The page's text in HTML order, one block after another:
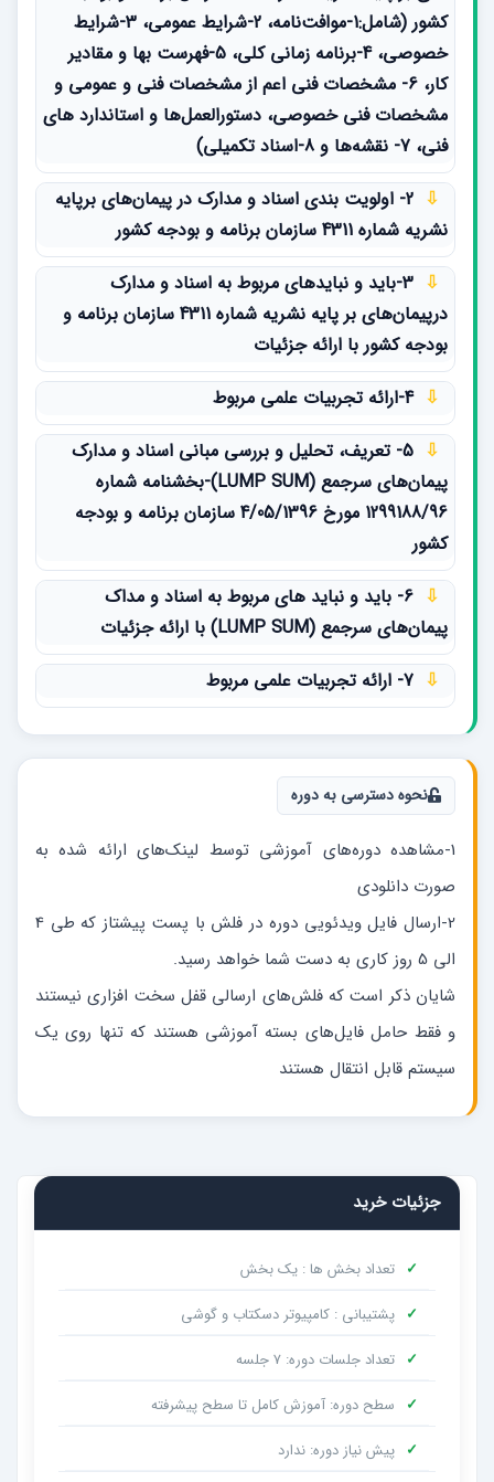
کشور (شامل:1-موافت‌نامه، 2-شرایط عمومی، 3-شرایط
خصوصی، 4-برنامه زمانی کلی، 5-فهرست بها و مقادیر
کار، 6- مشخصات فنی اعم از مشخصات فنی و عمومی و
مشخصات فنی خصوصی، دستورالعمل‌‌ها و استاندارد های
فنی، 7- نقشه‌ها و 8-اسناد تکمیلی)
2- اولویت بندی اسناد و مدارک در پیمان‌های برپایه
نشریه شماره 4311 سازمان برنامه و بودجه کشور
3-باید و نبایدهای مربوط به اسناد و مدارک
درپیمان‌های بر پایه نشریه شماره 4311 سازمان برنامه و
بودجه کشور با ارائه جزئیات
4-ارائه تجربیات علمی مربوط
5- تعریف، تحلیل و بررسی مبانی اسناد و مدارک
پیمان‌های سرجمع (LUMP SUM)-بخشنامه شماره
1299188/96 مورخ 4/05/1396 سازمان برنامه و بودجه
کشور
6- باید و نباید های مربوط به اسناد و مداک
پیمان‌های سرجمع (LUMP SUM) با ارائه جزئیات
7- ارائه تجربیات علمی مربوط
نحوه دسترسی به دوره
1-مشاهده دوره‌های آموزشی توسط لینک‌های ارائه شده به
صورت دانلودی
2-ارسال فایل ویدئویی دوره در فلش با پست پیشتاز که طی 4
الی 5 روز کاری به دست شما خواهد رسید.
شایان ذکر است که فلش‌های ارسالی قفل سخت افزاری نیستند
و فقط حامل فایل‌های بسته آموزشی هستند که تنها روی یک
سیستم قابل انتقال هستند
جزئیات خرید
تعداد بخش ها : یک بخش
پشتیبانی : کامپیوتر دسکتاب و گوشی
تعداد جلسات دوره: 7 جلسه
سطح دوره: آموزش کامل تا سطح پیشرفته
پیش نیاز دوره: ندارد